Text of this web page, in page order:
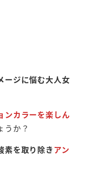
ージに悩む大人女
ンカラーを楽しん
うか？
素を取り除きアン